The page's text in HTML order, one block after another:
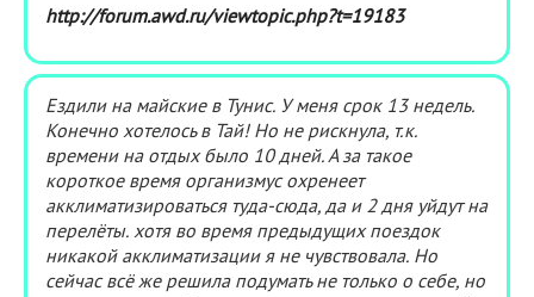
http://forum.awd.ru/viewtopic.php?t=19183
Ездили на майские в Тунис. У меня срок 13 недель.
Конечно хотелось в Тай! Но не рискнула, т.к.
времени на отдых было 10 дней. А за такое
короткое время организмус охренеет
акклиматизироваться туда-сюда, да и 2 дня уйдут на
перелёты. хотя во время предыдущих поездок
никакой акклиматизации я не чувствовала. Но
сейчас всё же решила подумать не только о себе, но